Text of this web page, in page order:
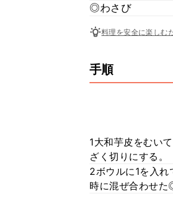
◎わさび
料理を安全に楽しむ
手順
1大和芋皮をむい
ざく切りにする。
2ボウルに1を入
時に混ぜ合わせ